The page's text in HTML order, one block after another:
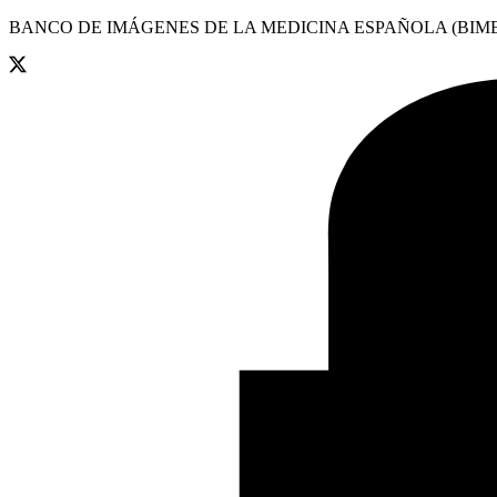
BANCO DE IMÁGENES DE LA MEDICINA ESPAÑOLA